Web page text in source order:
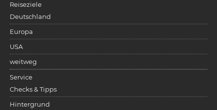
Reiseziele
Deutschland
Europa
USA
weitweg
Service
Checks & Tipps
Hintergrund